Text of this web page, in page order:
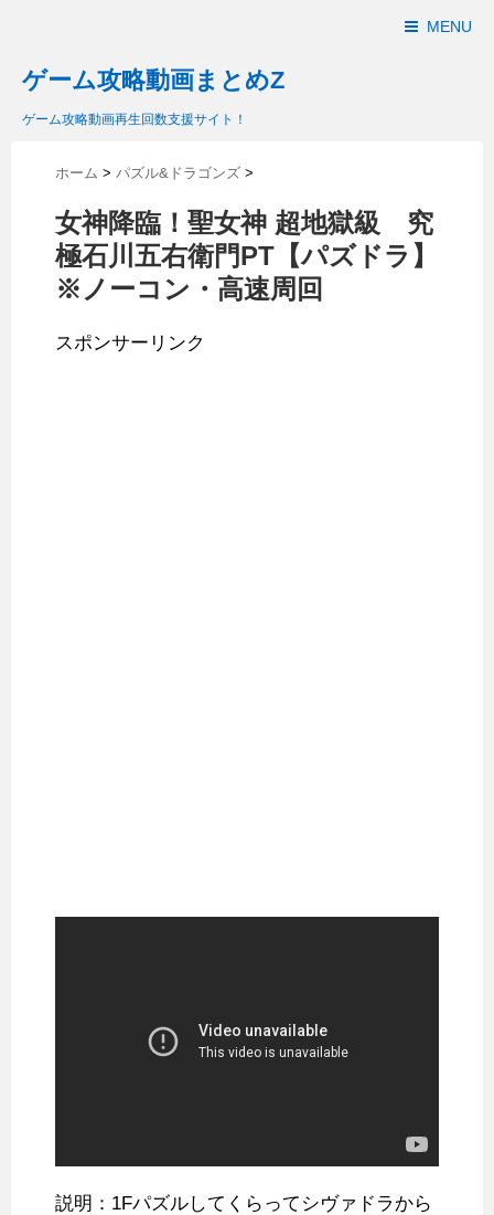
MENU
ゲーム攻略動画まとめZ
ゲーム攻略動画再生回数支援サイト！
ホーム > パズル&ドラゴンズ >
女神降臨！聖女神 超地獄級 究
極石川五右衛門PT【パズドラ】
※ノーコン・高速周回
スポンサーリンク
説明：1Fパズルしてくらってシヴァドラから